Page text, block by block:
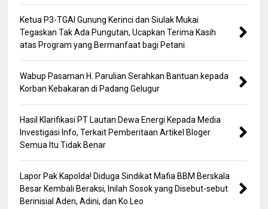
Ketua P3-TGAI Gunung Kerinci dan Siulak Mukai
Tegaskan Tak Ada Pungutan, Ucapkan Terima Kasih
atas Program yang Bermanfaat bagi Petani
Wabup Pasaman H. Parulian Serahkan Bantuan kepada
Korban Kebakaran di Padang Gelugur
Hasil Klarifikasi PT Lautan Dewa Energi Kepada Media
Investigasi Info, Terkait Pemberitaan Artikel Bloger
Semua Itu Tidak Benar
Lapor Pak Kapolda! Diduga Sindikat Mafia BBM Berskala
Besar Kembali Beraksi, Inilah Sosok yang Disebut-sebut
Berinisial Aden, Adini, dan Ko Leo